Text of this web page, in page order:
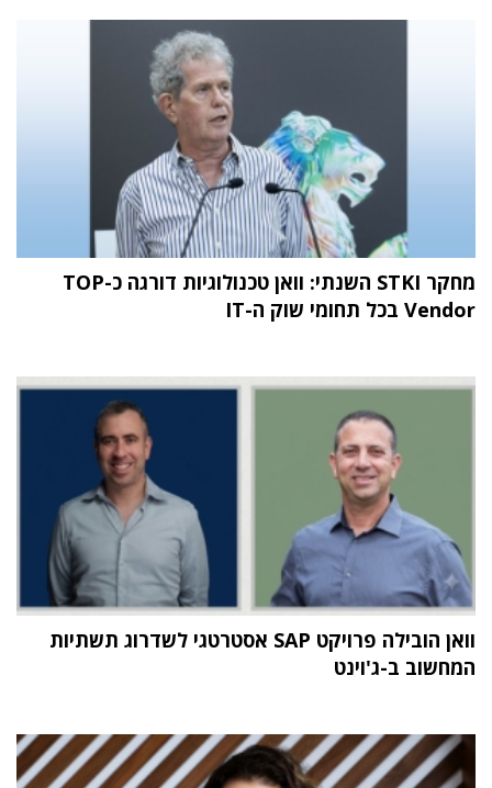
מחקר STKI השנתי: וואן טכנולוגיות דורגה כ-TOP
Vendor בכל תחומי שוק ה-IT
וואן הובילה פרויקט SAP אסטרטגי לשדרוג תשתיות
המחשוב ב-ג'וינט